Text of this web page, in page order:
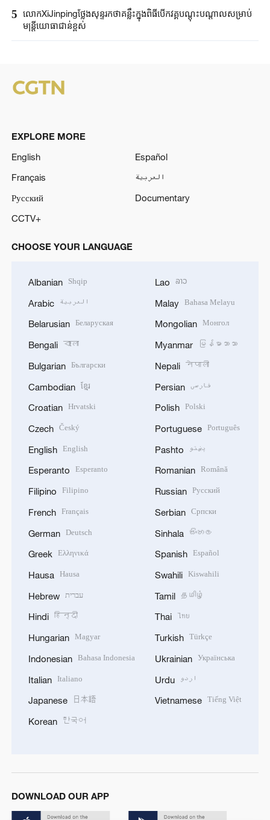
5 លោកXiJinpingថ្លែងសុន្ទរកថាគន្លឹះក្នុងពិធីបើកវគ្គបណ្តុះបណ្តាលសម្រាប់
មន្ត្រីយោធាជាន់ខ្ពស់
EXPLORE MORE
English
Español
Français
العربية
Русский
Documentary
CCTV+
CHOOSE YOUR LANGUAGE
Albanian Shqip
Arabic العربية
Belarusian Беларуская
Bengali বাংলা
Bulgarian Български
Cambodian ខ្មែរ
Croatian Hrvatski
Czech Český
English English
Esperanto Esperanto
Filipino Filipino
French Français
German Deutsch
Greek Ελληνικά
Hausa Hausa
Hebrew עברית
Hindi हिन्दी
Hungarian Magyar
Indonesian Bahasa Indonesia
Italian Italiano
Japanese 日本語
Korean 한국어
Lao ລາວ
Malay Bahasa Melayu
Mongolian Монгол
Myanmar မြန်မာဘာသာ
Nepali नेपाली
Persian فارسی
Polish Polski
Portuguese Português
Pashto پښتو
Romanian Română
Russian Русский
Serbian Српски
Sinhala සිංහල
Spanish Español
Swahili Kiswahili
Tamil தமிழ்
Thai ไทย
Turkish Türkçe
Ukrainian Українська
Urdu اردو
Vietnamese Tiếng Việt
DOWNLOAD OUR APP